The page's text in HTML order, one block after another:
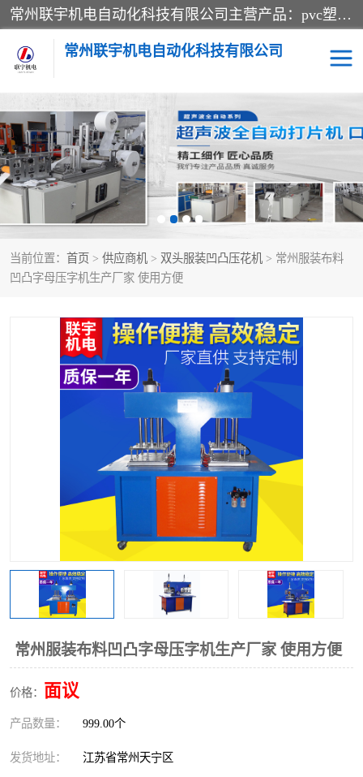
常州联宇机电自动化科技有限公司主营产品：pvc塑料焊机、高频热合机、软膜天花压边机、服装布料凹凸压花机、布料3d压印设备、服装植胶设备、超声波布料花边机、无纺布热合机、全自动压花机。
常州联宇机电自动化科技有限公司
当前位置： 首页 > 供应商机 > 双头服装凹凸压花机 > 常州服装布料
凹凸字母压字机生产厂家 使用方便
常州服装布料凹凸字母压字机生产厂家 使用方便
价格： 面议
产品数量： 999.00个
发货地址： 江苏省常州天宁区
压花定型机以及压花模具 超声波热合机
高频热合机 超声波花边机
超声波复合压花机 凹凸压花机压标机
3040凹凸压花机 双头服装凹凸压花机
高频压花压标机 自动超声波打片成型机
泡壳包装封口机 海绵产品成型机